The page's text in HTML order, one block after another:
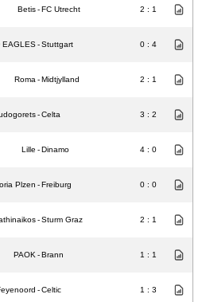
Betis-FC Utrecht 2 : 1
EAGLES-Stuttgart 0 : 4
Roma -Midtjylland 2 : 1
-Celta 3 : 2
Lille -Dinamo 4 : 0
Plzen -Freiburg 0 : 0
-Sturm Graz 2 : 1
PAOK -Brann 1 : 1
-Celtic 1 : 3